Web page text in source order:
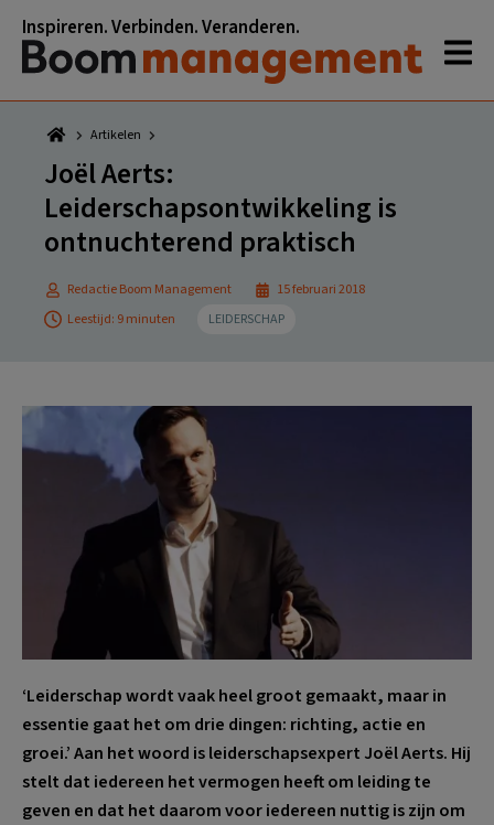
naar
hoofdnavigatie
naar
hoofd
inhoud
naar
eerste
sidebar
naar
voettekst
Inspireren. Verbinden. Veranderen.
Artikelen
Joël Aerts:
Leiderschapsontwikkeling is
ontnuchterend praktisch
Redactie Boom Management
15 februari 2018
Leestijd: 9 minuten
LEIDERSCHAP
‘Leiderschap wordt vaak heel groot gemaakt, maar in
essentie gaat het om drie dingen: richting, actie en
groei.’ Aan het woord is leiderschapsexpert Joël Aerts. Hij
stelt dat iedereen het vermogen heeft om leiding te
geven en dat het daarom voor iedereen nuttig is zijn om